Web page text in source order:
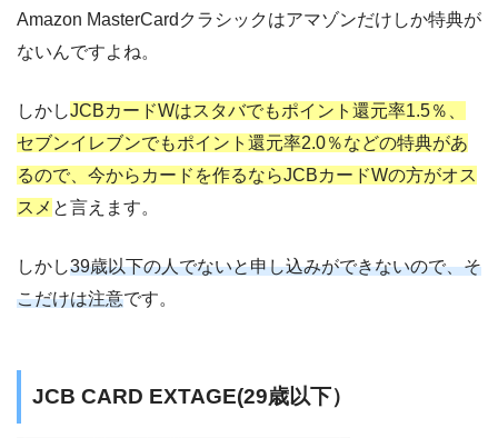
Amazon MasterCardクラシックはアマゾンだけしか特典が
ないんですよね。
しかしJCBカードWはスタバでもポイント還元率1.5％、
セブンイレブンでもポイント還元率2.0％などの特典があ
るので、今からカードを作るならJCBカードWの方がオス
スメ と言えます。
しかし39歳以下の人でないと申し込みができないので、そ
こだけは注意です。
JCB CARD EXTAGE(29歳以下）